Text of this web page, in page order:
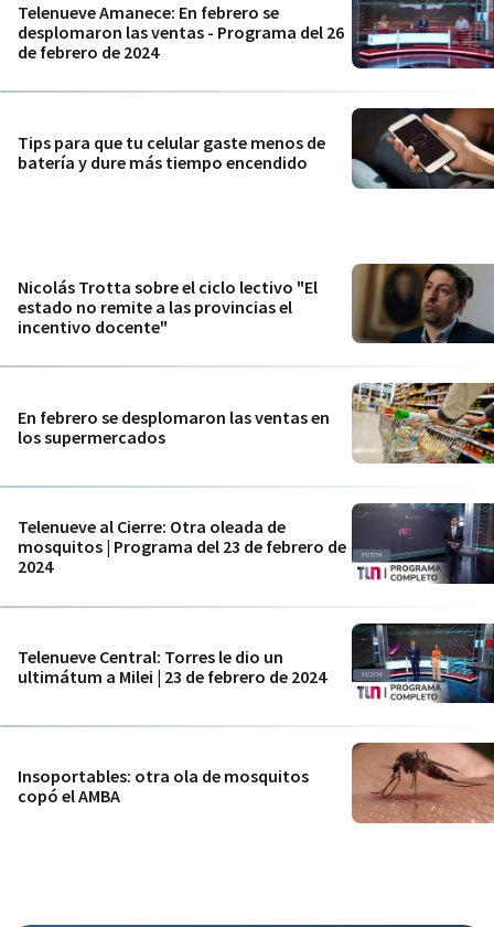
Telenueve Amanece: En febrero se
desplomaron las ventas - Programa del 26
de febrero de 2024
Tips para que tu celular gaste menos de
batería y dure más tiempo encendido
Nicolás Trotta sobre el ciclo lectivo "El
estado no remite a las provincias el
incentivo docente"
En febrero se desplomaron las ventas en
los supermercados
Telenueve al Cierre: Otra oleada de
mosquitos | Programa del 23 de febrero de
2024
Telenueve Central: Torres le dio un
ultimátum a Milei | 23 de febrero de 2024
Insoportables: otra ola de mosquitos
copó el AMBA